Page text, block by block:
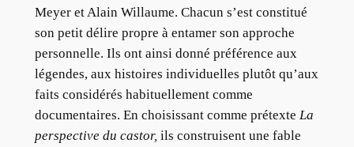
Meyer et Alain Willaume. Chacun s’est constitué
son petit délire propre à entamer son approche
personnelle. Ils ont ainsi donné préférence aux
légendes, aux histoires individuelles plutôt qu’aux
faits considérés habituellement comme
documentaires. En choisissant comme prétexte La
perspective du castor, ils construisent une fable